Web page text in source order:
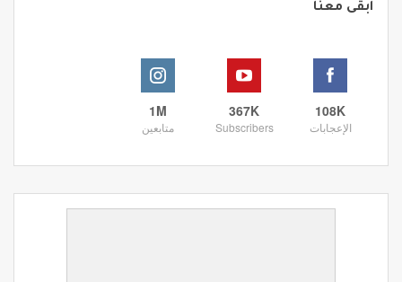
ابقى معنا
108K
الإعجابات
367K
Subscribers
1M
متابعين